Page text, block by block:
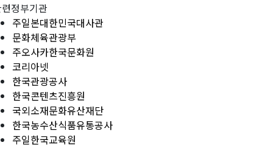
정부기관
주일본대한민국대사관
문화체육관광부
주오사카한국문화원
코리아넷
한국관광공사
한국콘텐츠진흥원
국외소재문화유산재단
한국농수산식품유통공사
주일한국교육원